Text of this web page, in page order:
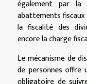
également par
abattements fiscaux
la fiscalité des
encore la charge
Le mécanisme de
de personnes offre